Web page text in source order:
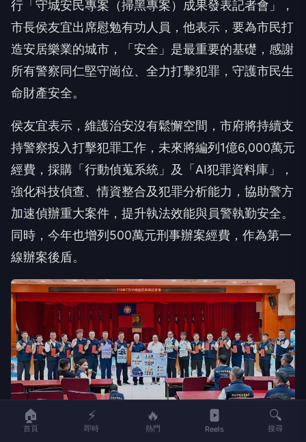
行「守城安民專案（掃黑專案）成果發表記者會」，
市長侯友宜出席慰勉有功人員，他表示，要為市民打
造安居樂業的城市，「安全」是最重要的基礎，感謝
所有警察同仁堅守崗位、全力打擊犯罪，守護市民生
命財產安全。
侯友宜表示，維護治安沒有鬆懈空間，市府將持續支
持警察投入打擊犯罪工作，未來將編列1億6,000萬元
經費，採購「行動偵蒐系統」及「AI犯罪資料庫」，
強化科技偵查、情資整合及犯罪分析能力，協助警方
加速偵辦重大案件，提升執法效能與員警執勤安全。
同時，今年也增列500萬元刑事辦案經費，作為第一
線辦案後盾。
他說，除了強化科技辦案，市府近年也持續改善警察
🏠
首頁
⚡
即時
🔥
熱門 Reels
🔍
搜尋